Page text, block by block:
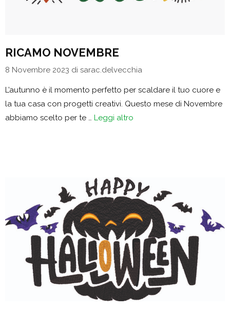
RICAMO NOVEMBRE
8 Novembre 2023 di sarac.delvecchia
L’autunno è il momento perfetto per scaldare il tuo cuore e
la tua casa con progetti creativi. Questo mese di Novembre
abbiamo scelto per te … Leggi altro